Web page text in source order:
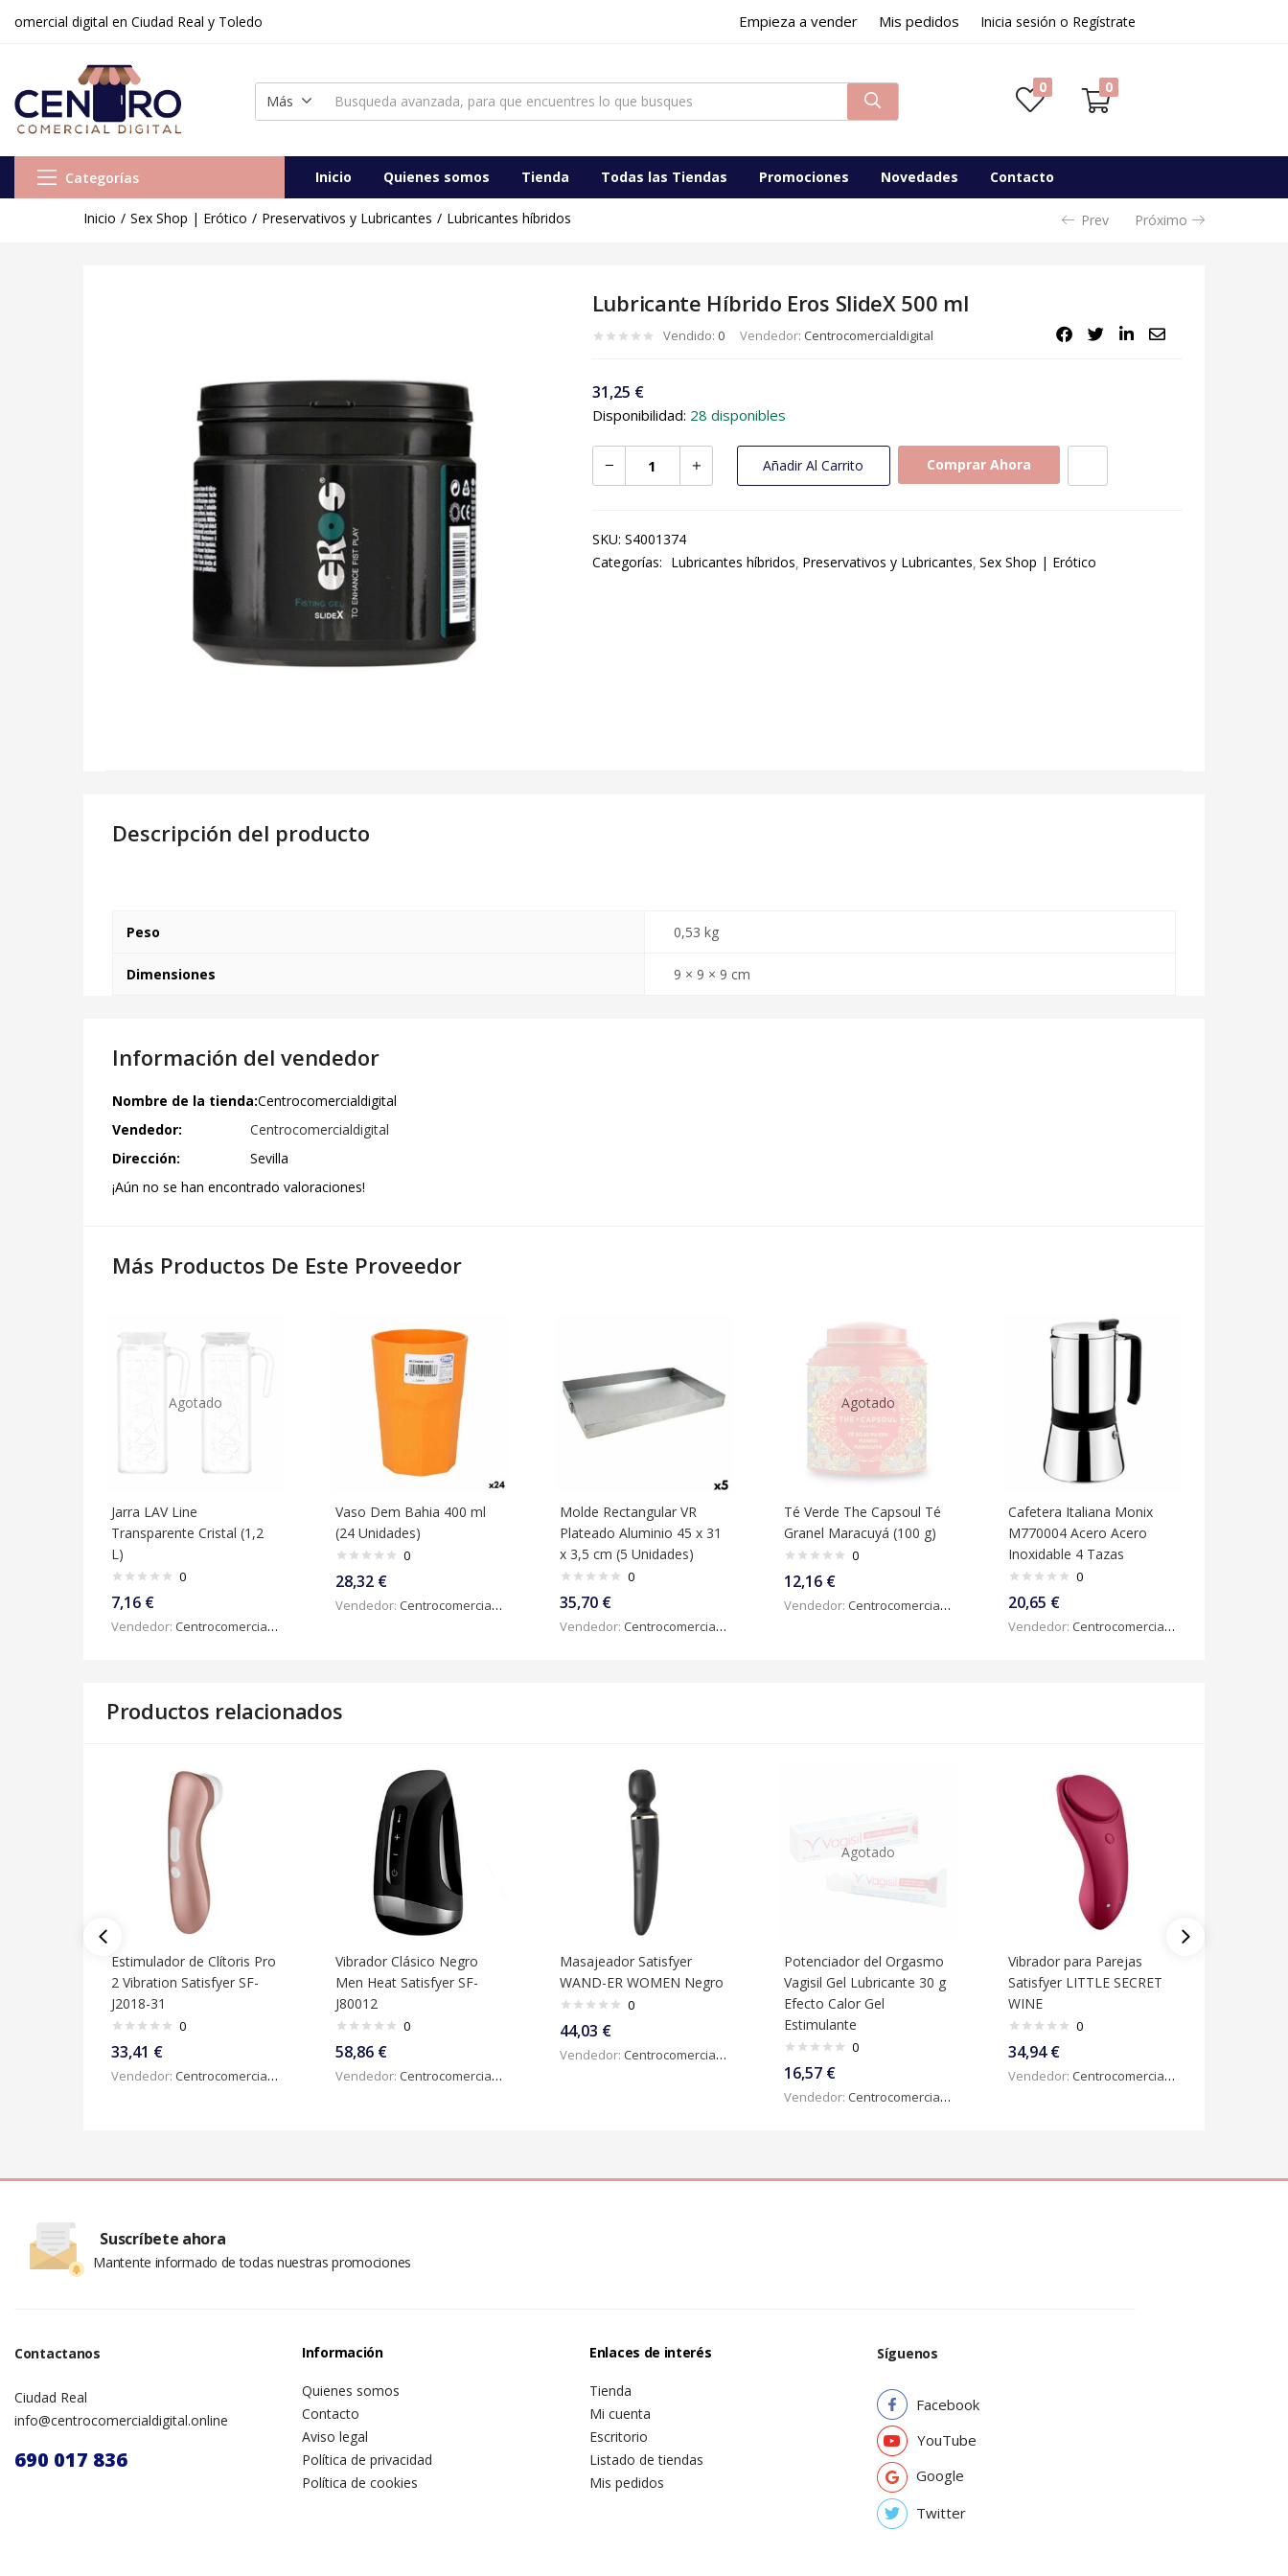
digital en Ciudad Real y Toledo Empieza a vender Mis pedidos Inicia sesión o Regístrate
Más
0 0
Categorías Inicio Quienes somos Tienda Todas las Tiendas Promociones Novedades Contacto
Inicio Sex Shop | Erótico Preservativos y Lubricantes Lubricantes híbridos Prev Próximo
Lubricante Híbrido Eros SlideX 500 ml
Vendido: 0 Vendedor: Centrocomercialdigital
31,25 €
Disponibilidad: 28 disponibles
Añadir Al Carrito Comprar Ahora
SKU: S4001374
Categorías: Lubricantes híbridos Preservativos y Lubricantes Sex Shop | Erótico
Descripción del producto
Peso 0,53 kg
Dimensiones 9 × 9 × 9 cm
Información del vendedor
Nombre de la tienda:Centrocomercialdigital
Vendedor:
Centrocomercialdigital
Dirección:
Sevilla
¡Aún no se han encontrado valoraciones!
Más Productos De Este Proveedor
Agotado
Jarra LAV Line
Transparente Cristal (1,2
L)
0
7,16 €
Vendedor: Centrocomercialdigital
Vaso Dem Bahia 400 ml
(24 Unidades)
0
28,32 €
Vendedor: Centrocomercialdigital
Molde Rectangular VR
Plateado Aluminio 45 x 31
x 3,5 cm (5 Unidades)
0
35,70 €
Vendedor: Centrocomercialdigital
Agotado
Té Verde The Capsoul Té
Granel Maracuyá (100 g)
0
12,16 €
Vendedor: Centrocomercialdigital
Cafetera Italiana Monix
M770004 Acero Acero
Inoxidable 4 Tazas
0
20,65 €
Vendedor: Centrocomercialdigital
Productos relacionados
Estimulador de Clítoris Pro
2 Vibration Satisfyer SF-
J2018-31
0
33,41 €
Vendedor: Centrocomercialdigital
Vibrador Clásico Negro
Men Heat Satisfyer SF-
J80012
0
58,86 €
Vendedor: Centrocomercialdigital
Masajeador Satisfyer
WAND-ER WOMEN Negro
0
44,03 €
Vendedor: Centrocomercialdigital
Agotado
Potenciador del Orgasmo
Vagisil Gel Lubricante 30 g
Efecto Calor Gel
Estimulante
0
16,57 €
Vendedor: Centrocomercialdigital
Vibrador para Parejas
Satisfyer LITTLE SECRET
WINE
0
34,94€
Vendedor: Centrocomercialdigital
Suscríbete ahora
Mantente informado de todas nuestras promociones
Contactanos
Ciudad Real
info@centrocomercialdigital.online
690 017 836
Información
Quienes somos
Contacto
Aviso legal
Política de privacidad
Política de cookies
Enlaces de interés
Tienda
Mi cuenta
Escritorio
Listado de tiendas
Mis pedidos
Síguenos
Facebook
YouTube
Google
Twitter